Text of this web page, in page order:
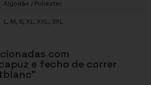
Algodão / Poliéster
L, M, S, XL, XXL, 3XL
com
e fecho de correr